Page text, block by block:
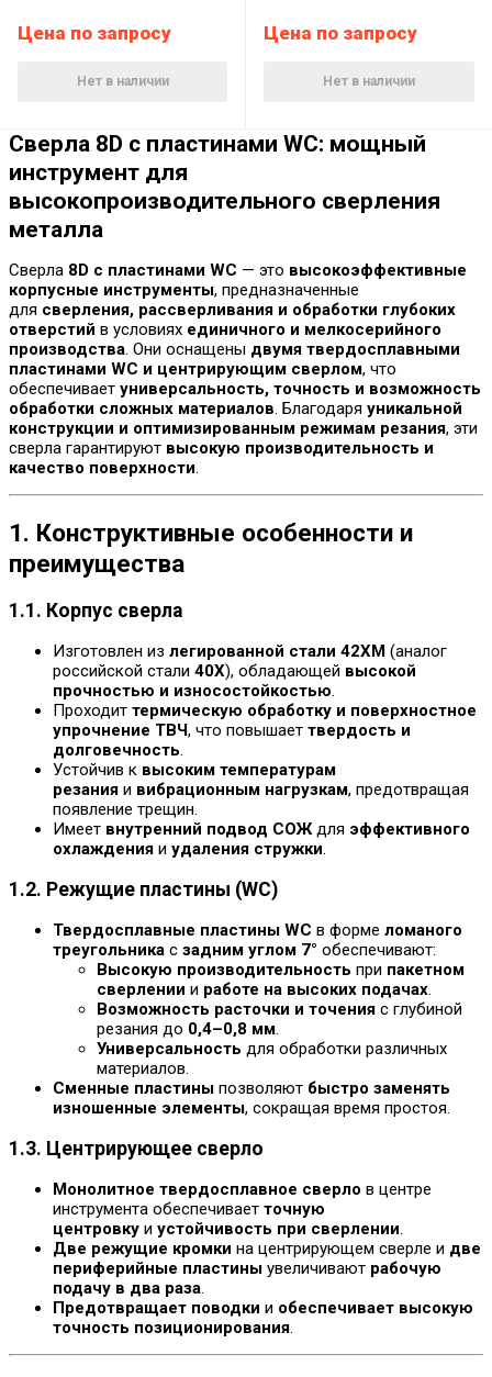
Цена по запросу
Нет в наличии
Цена по запросу
Нет в наличии
Сверла 8D с пластинами WC: мощный
инструмент для
высокопроизводительного сверления
металла
Сверла 8D с пластинами WC — это высокоэффективные
корпусные инструменты, предназначенные
для сверления, рассверливания и обработки глубоких
отверстий в условиях единичного и мелкосерийного
производства. Они оснащены двумя твердосплавными
пластинами WC и центрирующим сверлом, что
обеспечивает универсальность, точность и возможность
обработки сложных материалов. Благодаря уникальной
конструкции и оптимизированным режимам резания, эти
сверла гарантируют высокую производительность и
качество поверхности.
1. Конструктивные особенности и
преимущества
1.1. Корпус сверла
Изготовлен из легированной стали 42ХМ (аналог
российской стали 40Х), обладающей высокой
прочностью и износостойкостью.
Проходит термическую обработку и поверхностное
упрочнение ТВЧ, что повышает твердость и
долговечность.
Устойчив к высоким температурам
резания и вибрационным нагрузкам, предотвращая
появление трещин.
Имеет внутренний подвод СОЖдля эффективного
охлаждения и удаления стружки.
1.2. Режущие пластины (WC)
Твердосплавные пластины WC в форме ломаного
треугольника с задним углом 7° обеспечивают:
Высокую производительность при пакетном
сверлении и работе на высоких подачах.
Возможность расточки и точения с глубиной
резания до 0,4–0,8 мм.
Универсальность для обработки различных
материалов.
Сменные пластины позволяют быстро заменять
изношенные элементы, сокращая время простоя.
1.3. Центрирующее сверло
Монолитное твердосплавное сверло в центре
инструмента обеспечивает точную
центровку и устойчивость при сверлении.
Две режущие кромки на центрирующем сверле и две
периферийные пластины увеличивают рабочую
подачу в два раза.
Предотвращает поводки и обеспечивает высокую
точность позиционирования.